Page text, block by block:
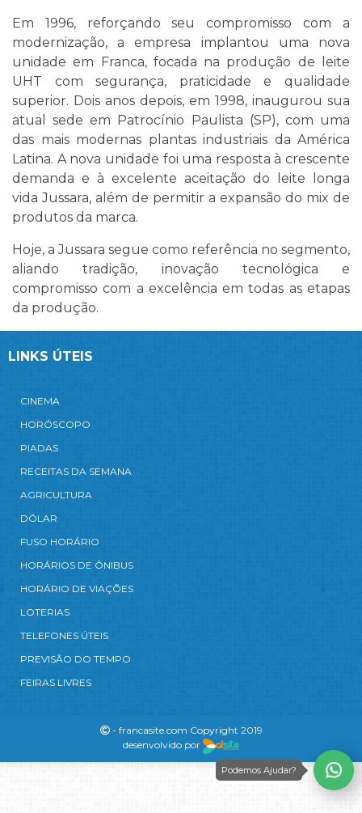
Em 1996, reforçando seu compromisso com a
modernização, a empresa implantou uma nova
unidade em Franca, focada na produção de leite
UHT com segurança, praticidade e qualidade
superior. Dois anos depois, em 1998, inaugurou sua
atual sede em Patrocínio Paulista (SP), com uma
das mais modernas plantas industriais da América
Latina. A nova unidade foi uma resposta à crescente
demanda e à excelente aceitação do leite longa
vida Jussara, além de permitir a expansão do mix de
produtos da marca.
Hoje, a Jussara segue como referência no segmento,
aliando tradição, inovação tecnológica e
compromisso com a excelência em todas as etapas
da produção.
LINKS ÚTEIS
CINEMA
HORÓSCOPO
PIADAS
RECEITAS DA SEMANA
AGRICULTURA
DÓLAR
FUSO HORÁRIO
HORÁRIOS DE ÔNIBUS
HORÁRIO DE VIAÇÕES
LOTERIAS
TELEFONES ÚTEIS
PREVISÃO DO TEMPO
FEIRAS LIVRES
- francasite.com Copyright 2019
desenvolvido por
Podemos Ajudar?